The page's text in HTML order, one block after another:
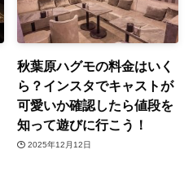
秋葉原ハグモの料金はいく
ら？インスタでキャストが
可愛いか確認したら値段を
知って遊びに行こう！
2025年12月12日